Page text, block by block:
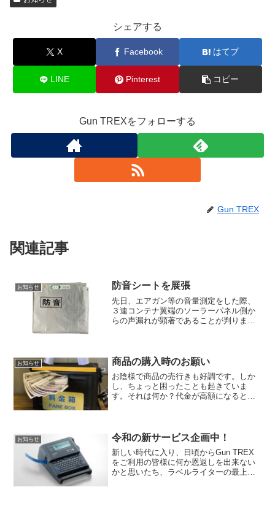
シェアする
X Facebook はてブ
LINE Pinterest コピー
Gun TREXをフォローする
Gun TREX
関連記事
お知らせ 防音シートを展張
先日、エアガン等の音量測定をした際、
３連コンテナ翼端のソーラーパネル側か
らの声漏れが顕著であることが判りまし
ら撮影シートは、１．８ｍ...
お知らせ 商品の購入時のお願い
お陰様で商品の売行きも好調です。しか
し、ちょっと困ったことも起きていま
す。それは何か？代金が高額になると料
五百円玉サイズに合わせてス...
お知らせ 令和の新サービス企画中！
新しい時代に入り、日頃からGun TREX
をご利用の皆様に何か恩返しを出来ない
かと思いたち、ラベルライターの最上級